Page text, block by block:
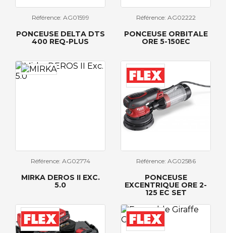
Référence: AG01599
PONCEUSE DELTA DTS
400 REQ-PLUS
Référence: AG02222
PONCEUSE ORBITALE
ORE 5-150EC
Référence: AG02774
MIRKA DEROS II EXC.
5.0
Référence: AG02586
PONCEUSE
EXCENTRIQUE ORE 2-
125 EC SET